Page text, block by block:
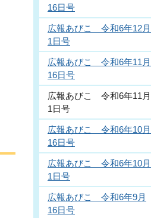
16日号
広報あびこ 令和6年12月
1日号
広報あびこ 令和6年11月
16日号
広報あびこ 令和6年11月
1日号
広報あびこ 令和6年10月
16日号
広報あびこ 令和6年10月
1日号
広報あびこ 令和6年9月
16日号